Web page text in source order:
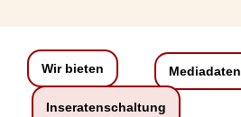
Wir bieten Mediadaten
Inseratenschaltung